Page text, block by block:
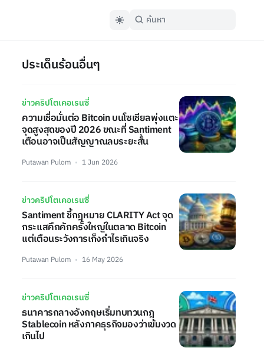
ประเด็นร้อนอื่นๆ
ข่าวคริปโตเคอเรนซี่
ความเชื่อมั่นต่อ Bitcoin บนโซเชียลพุ่งแตะ
จุดสูงสุดของปี 2026 ขณะที่ Santiment
เตือนอาจเป็นสัญญาณลบระยะสั้น
Putawan Pulom 1 Jun 2026
ข่าวคริปโตเคอเรนซี่
Santiment ชี้กฎหมาย CLARITY Act จุด
กระแสคึกคักครั้งใหญ่ในตลาด Bitcoin
แต่เตือนระวังการเก็งกำไรเกินจริง
Putawan Pulom 16 May 2026
ข่าวคริปโตเคอเรนซี่
ธนาคารกลางอังกฤษเริ่มทบทวนกฎ
Stablecoin หลังภาคธุรกิจมองว่าเข้มงวด
เกินไป